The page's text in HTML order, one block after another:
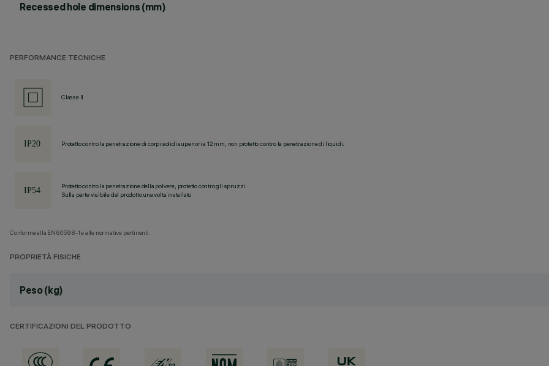
Recessed hole dimensions (mm)
PERFORMANCE TECNICHE
Classe II
Protetto contro la penetrazione di corpi solidi superiori a 12 mm, non protetto contro la penetrazione di liquidi.
Protetto contro la penetrazione della polvere, protetto contro gli spruzzi.
Sulla parte visibile del prodotto una volta installato
Conforme alla EN60598-1 e alle normative pertinenti.
PROPRIETÀ FISICHE
Peso (kg)
CERTIFICAZIONI DEL PRODOTTO